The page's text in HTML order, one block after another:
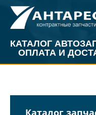
КАТАЛОГ
ОПЛАТА И
Каталог